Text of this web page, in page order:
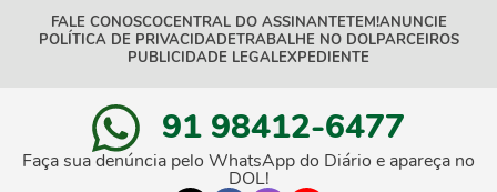
FALE CONOSCOCENTRAL DO ASSINANTETEM!ANUNCIE
POLÍTICA DE PRIVACIDADETRABALHE NO DOLPARCEIROS
PUBLICIDADE LEGALEXPEDIENTE
91 98412-6477
Faça sua denúncia pelo WhatsApp do Diário e apareça no
DOL!